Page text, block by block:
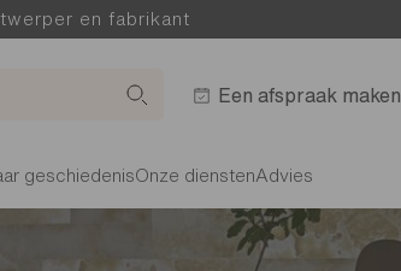
en fabrikant
Een afspraak maken
geschiedenisOnze dienstenAdvies